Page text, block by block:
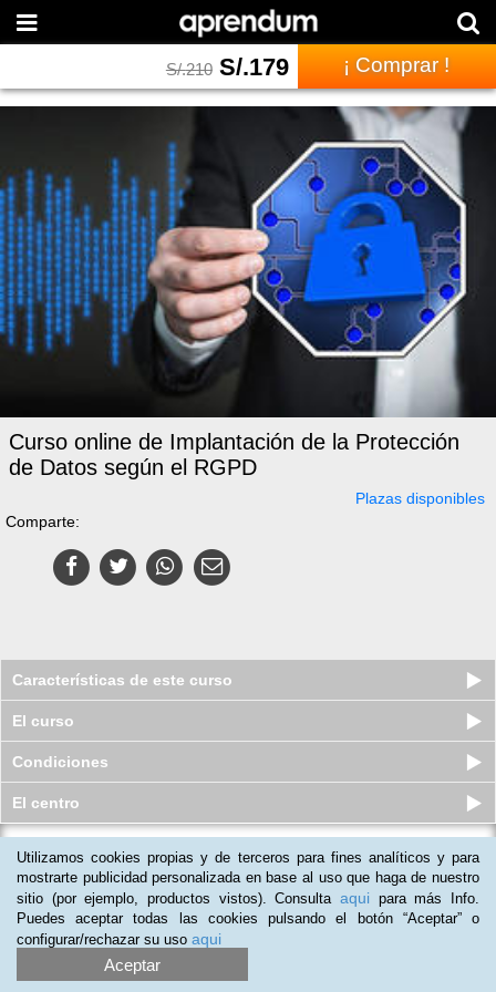
S/.210 S/.179 ¡ Comprar !
Curso online de Implantación de la Protección
de Datos según el RGPD
Plazas disponibles
Comparte:
Características de este curso
El curso
Condiciones
El centro
Pack Superior de 6 Cursos online De
Programador De Aplicacione...
Plazas disponibles
S/.400 S/.249
Utilizamos cookies propias y de terceros para fines analíticos y para
mostrarte publicidad personalizada en base al uso que haga de nuestro
sitio (por ejemplo, productos vistos). Consulta aqui para más Info.
Puedes aceptar todas las cookies pulsando el botón “Aceptar” o
configurar/rechazar su uso aqui
Aceptar